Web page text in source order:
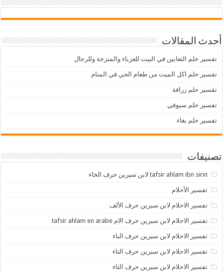
أحدث المقالات
تفسير حلم الثعابين في البيت للعزباء والمتزجة وللرجال
تفسير حلم اكل الميت من طعام الحي في المنام
تفسير حلم زرافة
تفسير حلم سيوفي
تفسير حلم بغاء
تصنيفات
tafsir ahlam ibn sirin لابن سيرين حرف الخاء
تفسير الأحلام
تفسير الاحلام لابن سيرين حرف الألف
تفسير الاحلام لابن سيرين حرف الام tafsir ahlam en arabe
تفسير الاحلام لابن سيرين حرف الباء
تفسير الاحلام لابن سيرين حرف التاء
تفسير الاحلام لابن سيرين حرف الثاء